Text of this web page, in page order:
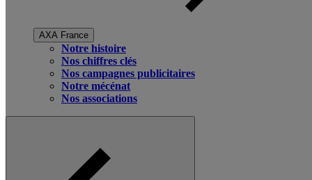
AXA France
Notre histoire
Nos chiffres clés
Nos campagnes publicitaires
Notre mécénat
Nos associations